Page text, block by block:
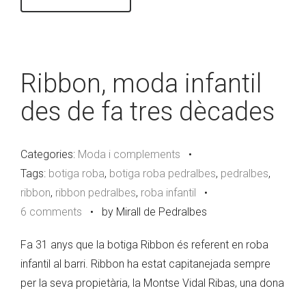
Ribbon, moda infantil
des de fa tres dècades
Categories: Moda i complements •
Tags: botiga roba, botiga roba pedralbes, pedralbes,
ribbon, ribbon pedralbes, roba infantil •
6 comments • by Mirall de Pedralbes
Fa 31 anys que la botiga Ribbon és referent en roba
infantil al barri. Ribbon ha estat capitanejada sempre
per la seva propietària, la Montse Vidal Ribas, una dona